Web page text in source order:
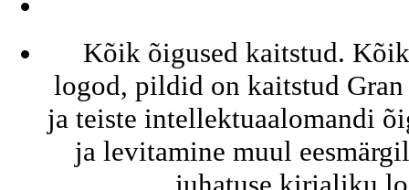
Kõik õigused kaitstud.
logod, pildid on kaitstud
ja teiste intellektuaalomandi
ja levitamine muul